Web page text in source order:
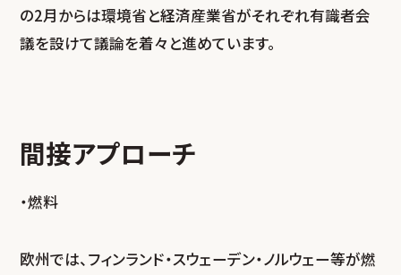
の2月からは環境省と経済産業省がそれぞれ有識者会
議を設けて議論を着々と進めています。
間接アプローチ
・燃料
欧州では、フィンランド・スウェーデン・ノルウェー等が燃